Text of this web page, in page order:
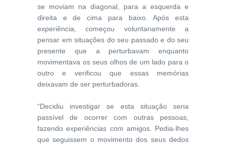
se moviam na diagonal, para a esquerda e
direita e de cima para baixo. Após esta
experiência, começou voluntariamente a
pensar em situações do seu passado e do seu
presente que a perturbavam enquanto
movimentava os seus olhos de um lado para o
outro e verificou que essas memórias
deixavam de ser perturbadoras.
“Decidiu investigar se esta situação seria
passível de ocorrer com outras pessoas,
fazendo experiências com amigos. Pedia-lhes
que seguissem o movimento dos seus dedos